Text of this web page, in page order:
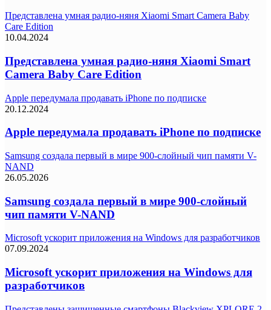
Представлена умная радио-няня Xiaomi Smart Camera Baby
Care Edition
10.04.2024
Представлена умная радио-няня Xiaomi Smart
Camera Baby Care Edition
Apple передумала продавать iPhone по подписке
20.12.2024
Apple передумала продавать iPhone по подписке
Samsung создала первый в мире 900-слойный чип памяти V-
NAND
26.05.2026
Samsung создала первый в мире 900-слойный
чип памяти V-NAND
Microsoft ускорит приложения на Windows для разработчиков
07.09.2024
Microsoft ускорит приложения на Windows для
разработчиков